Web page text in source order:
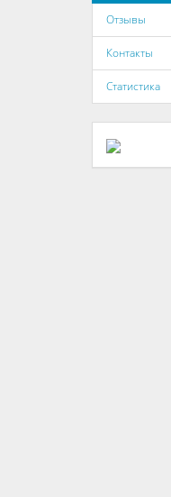
Отзывы
Контакты
Статистика